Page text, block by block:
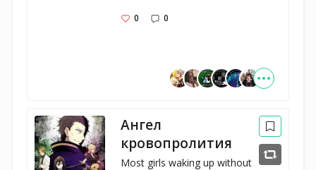
0 0
Ангел
кровопролития
Most girls waking up without